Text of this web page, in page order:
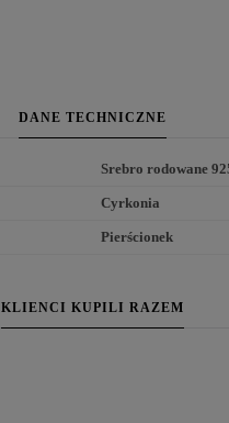
DANE TECHNICZNE
Srebro rodowane
Cyrkonia
Pierścionek
KLIENCI KUPILI RAZEM